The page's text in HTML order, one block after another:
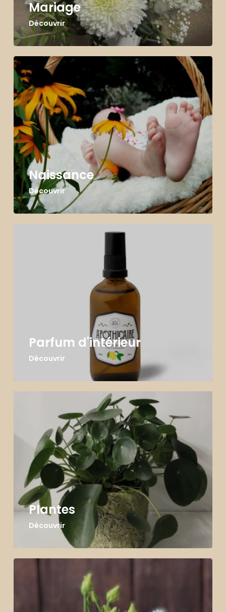
Mariage
Découvrir
Naissance
Découvrir
Parfum d'intérieur
Découvrir
Plantes
Découvrir